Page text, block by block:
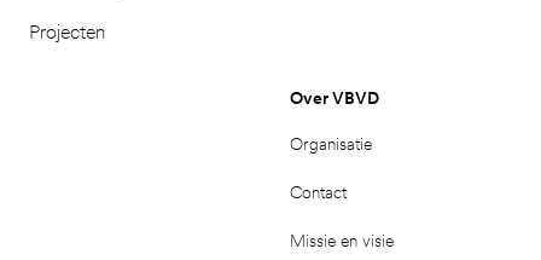
Projecten
Over VBVD
Organisatie
Contact
Missie en visie